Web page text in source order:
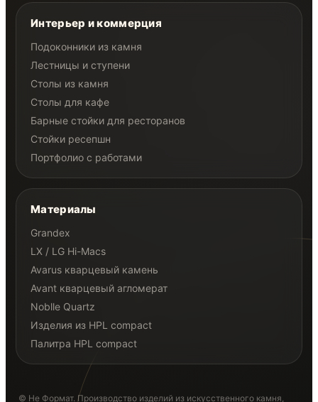
Интерьер и коммерция
Подоконники из камня
Лестницы и ступени
Столы из камня
Столы для кафе
Барные стойки для ресторанов
Стойки ресепшн
Портфолио с работами
Материалы
Grandex
LX / LG Hi-Macs
Avarus кварцевый камень
Avant кварцевый агломерат
Noblle Quartz
Изделия из HPL compact
Палитра HPL compact
© Не Формат. Производство изделий из искусственного камня,